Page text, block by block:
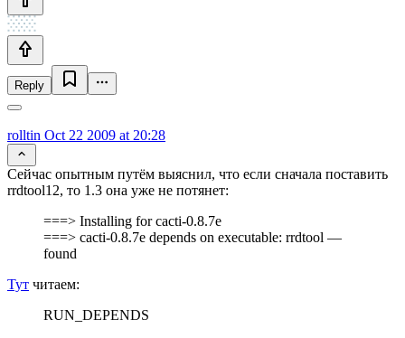
Reply
rolltin Oct 22 2009 at 20:28
Cейчас опытным путём выяснил, что если сначала поставить
rrdtool12, то 1.3 она уже не потянет:
===> Installing for cacti-0.8.7e
===> cacti-0.8.7e depends on executable: rrdtool —
found
Тут читаем:
RUN_DEPENDS